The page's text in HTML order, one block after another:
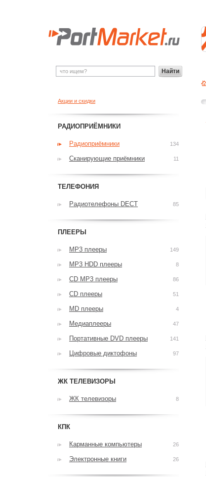
Акции и скидки
РАДИОПРИЁМНИКИ
Радиоприёмники 134
Сканирующие приёмники 11
ТЕЛЕФОНИЯ
Радиотелефоны DECT 85
ПЛЕЕРЫ
MP3 плееры 149
MP3 HDD плееры 8
CD MP3 плееры 86
CD плееры 51
MD плееры 4
Медиаплееры 47
Портативные DVD плееры 141
Цифровые диктофоны 97
ЖК ТЕЛЕВИЗОРЫ
ЖК телевизоры 8
КПК
Карманные компьютеры 26
Электронные книги 26
Найти